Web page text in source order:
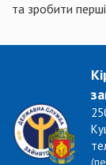
та зробити